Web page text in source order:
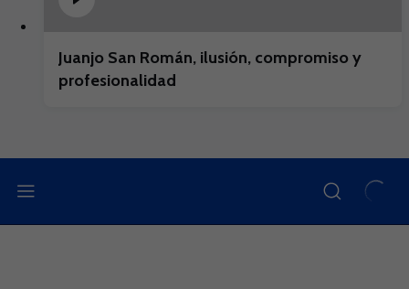
Juanjo San Román, ilusión, compromiso y
profesionalidad